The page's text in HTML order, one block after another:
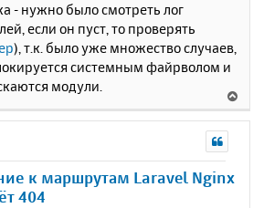
- нужно было смотреть лог
если он пуст, то проверять
), т.к. было уже множество случаев,
системным файрволом и
модули.
е
к маршрутам Laravel Nginx
404